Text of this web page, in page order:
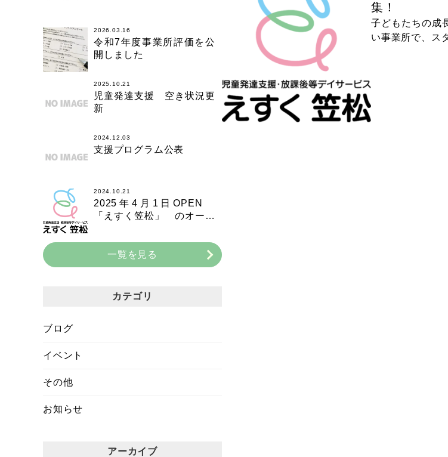
集！
子どもたちの成
い事業所で、ス
2026.03.16
令和7年度事業所評価を公
開しました
2025.10.21
児童発達支援 空き状況更
新
2024.12.03
支援プログラム公表
2024.10.21
2025年4月1日OPEN
「えすく笠松」 のオープ
一覧を見る
カテゴリ
ブログ
イベント
その他
お知らせ
アーカイブ